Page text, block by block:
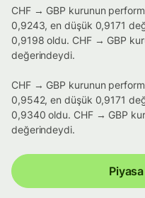
CHF → GBP kurunun
0,9243, en düşük 0,9171
0,9198 oldu. CHF → GBP
değerindeydi.
CHF → GBP kurunun
0,9542, en düşük 0,9171
0,9340 oldu. CHF → GBP
değerindeydi.